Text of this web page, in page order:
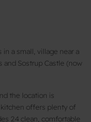
a small, village near a
and Sostrup Castle (now
the location is
offers plenty of
24 clean, comfortable